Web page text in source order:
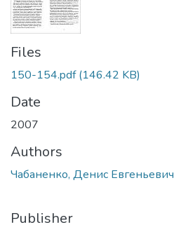
Files
150-154.pdf(146.42 KB)
Date
2007
Authors
Чабаненко, Денис Евгеньевич
Publisher